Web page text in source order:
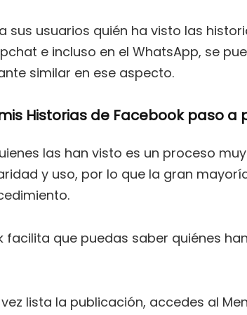
sus usuarios quién ha visto las
e incluso en el WhatsApp, se
similar en ese aspecto.
Historias de Facebook paso a
las han visto es un proceso
y uso, por lo que la gran
facilita que puedas saber quiénes
lista la publicación, accedes al